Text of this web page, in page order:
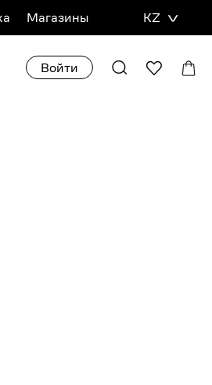
Магазины KZ
Войти